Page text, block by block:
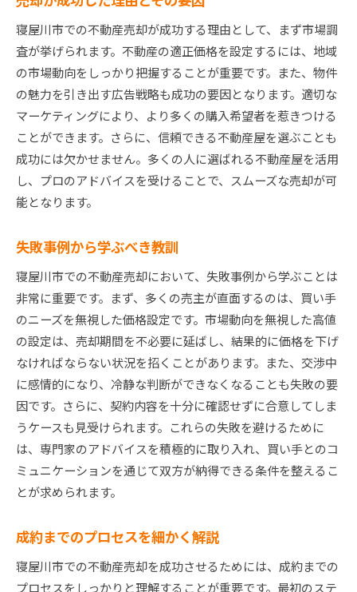
寝屋川市での不動産売却が成功する理由として、まず市場調
査が挙げられます。不動産の適正価格を設定するには、地域
の市場動向をしっかり把握することが重要です。また、物件
の魅力を引き出す広告戦略も成功の要因となります。適切な
マーケティングにより、より多くの購入希望者を惹きつける
ことができます。さらに、信頼できる不動産屋を選ぶことも
成功には欠かせません。多くの人に選ばれる不動産屋を活用
し、プロのアドバイスを受けることで、スムーズな売却が可
能となります。
失敗事例から学ぶべき教訓
寝屋川市での不動産売却において、失敗事例から学ぶことは
非常に重要です。まず、多くの売主が直面するのは、買い手
のニーズを無視した価格設定です。市場動向を無視した高値
の設定は、売却期間を不必要に延ばし、結果的に価格を下げ
なければならない状況を招くことがあります。また、交渉中
に感情的になり、冷静な判断ができなくなることも失敗の要
因です。さらに、契約内容を十分に確認せずに合意してしま
うケースも見受けられます。これらの失敗を避けるために
は、専門家のアドバイスを積極的に取り入れ、買い手とのコ
ミュニケーションを通じて双方が納得できる条件を整えるこ
とが求められます。
成約までのプロセスを細かく解説
寝屋川市での不動産売却を成功させるためには、成約までの
プロセスをしっかりと理解することが重要です。最初のステ